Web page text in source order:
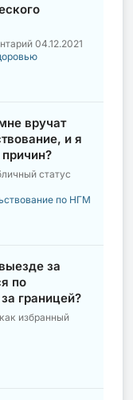
04.12.2021
вручат
и я
статус
по НГМ
за
по
границей?
избранный